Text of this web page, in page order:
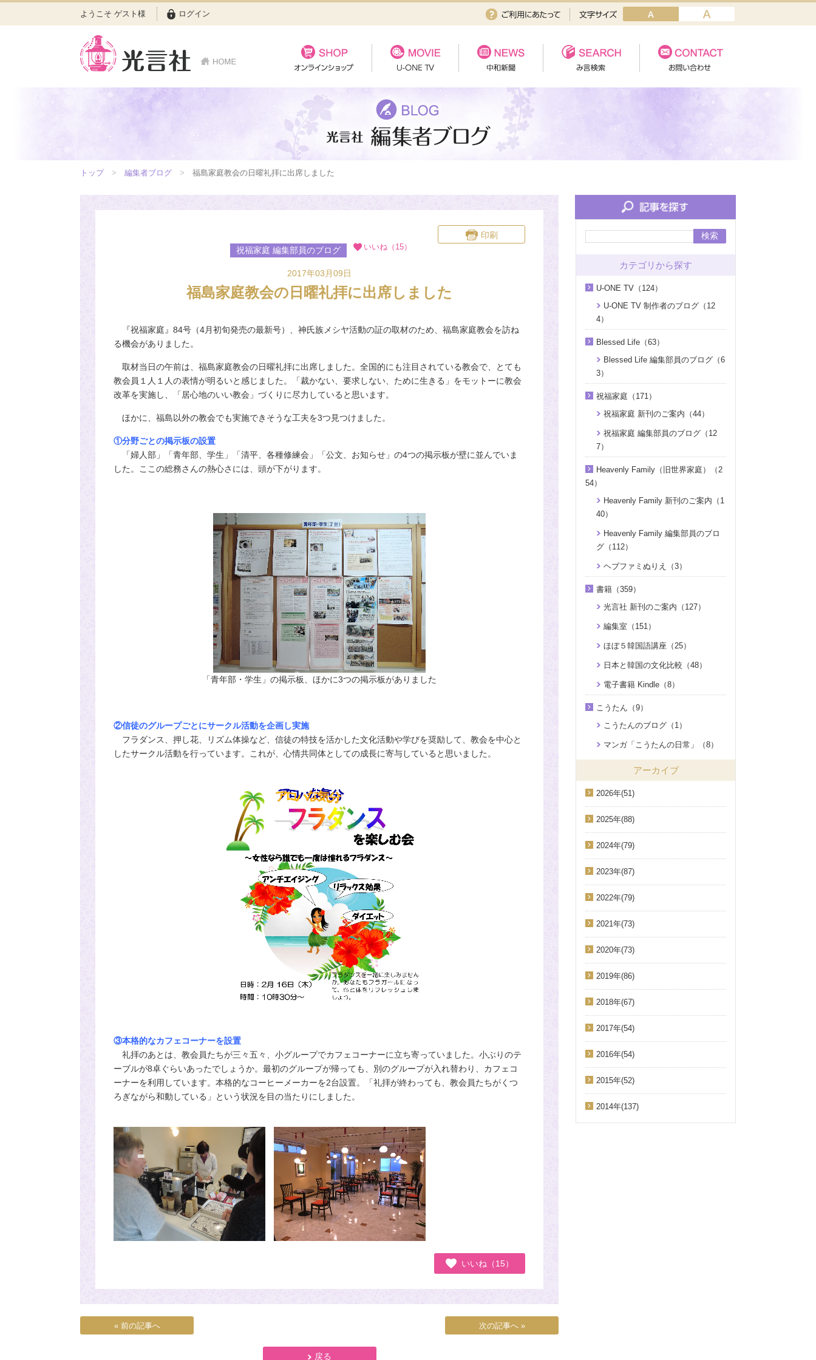
ようこそ ゲスト様 ログイン
トップ 編集者ブログ 福島家庭教会の日曜礼拝に出席しました
印刷
祝福家庭 編集部員のブログ
いいね（15）
2017年03月09日
福島家庭教会の日曜礼拝に出席しました
『祝福家庭』84号（4月初旬発売の最新号）、神氏族メシヤ活動の証の取材のため、福島家庭教会を訪ね
る機会がありました。
取材当日の午前は、福島家庭教会の日曜礼拝に出席しました。全国的にも注目されている教会で、とても
教会員１人１人の表情が明るいと感じました。「裁かない、要求しない、ために生きる」をモットーに教会
改革を実施し、「居心地のいい教会」づくりに尽力していると思います。
ほかに、福島以外の教会でも実施できそうな工夫を3つ見つけました。
①分野ごとの掲示板の設置
「婦人部」「青年部、学生」「清平、各種修練会」「公文、お知らせ」の4つの掲示板が壁に並んでいま
した。ここの総務さんの熱心さには、頭が下がります。
「青年部・学生」の掲示板、ほかに3つの掲示板がありました
②信徒のグループごとにサークル活動を企画し実施
フラダンス、押し花、リズム体操など、信徒の特技を活かした文化活動や学びを奨励して、教会を中心と
したサークル活動を行っています。これが、心情共同体としての成長に寄与していると思いました。
③本格的なカフェコーナーを設置
礼拝のあとは、教会員たちが三々五々、小グループでカフェコーナーに立ち寄っていました。小ぶりのテ
ーブルが8卓ぐらいあったでしょうか。最初のグループが帰っても、別のグループが入れ替わり、カフェコ
ーナーを利用しています。本格的なコーヒーメーカーを2台設置。「礼拝が終わっても、教会員たちがくつ
ろぎながら和動している」という状況を目の当たりにしました。
いいね（15）
« 前の記事へ 次の記事へ »
戻る
検索
カテゴリから探す
U-ONE TV（124）
U-ONE TV 制作者のブログ（12
4）
Blessed Life（63）
Blessed Life 編集部員のブログ（6
3）
祝福家庭（171）
祝福家庭 新刊のご案内（44）
祝福家庭 編集部員のブログ（12
7）
Heavenly Family（旧世界家庭）（2
54）
Heavenly Family 新刊のご案内（1
40）
Heavenly Family 編集部員のブロ
グ（112）
ヘブファミぬりえ（3）
書籍（359）
光言社 新刊のご案内（127）
編集室（151）
ほぼ５韓国語講座（25）
日本と韓国の文化比較（48）
電子書籍 Kindle（8）
こうたん（9）
こうたんのブログ（1）
マンガ「こうたんの日常」（8）
アーカイブ
2026年(51)
2025年(88)
2024年(79)
2023年(87)
2022年(79)
2021年(73)
2020年(73)
2019年(86)
2018年(67)
2017年(54)
2016年(54)
2015年(52)
2014年(137)